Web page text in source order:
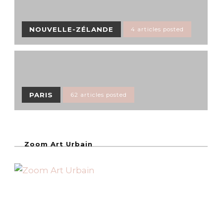
NOUVELLE-ZÉLANDE 4 articles posted
PARIS 62 articles posted
Zoom Art Urbain